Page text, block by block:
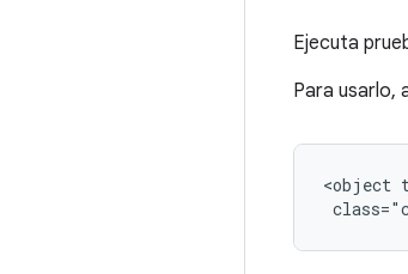
Ejecuta
Para usarlo,
<object